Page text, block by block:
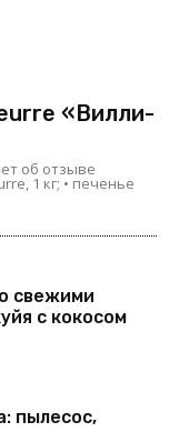
«Вилли-
1 кг; • печенье
свежими
с кокосом
пылесос,